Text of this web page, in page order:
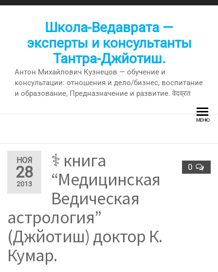
Перейти
Школа-Ведаврата —
эксперты и консультанты
Тантра-Джйотиш.
Антон Михайлович Кузнецов — обучение и
консультации: отношения и дело/бизнес, воспитание
и образование, Предназначение и развитие. वेदव्रत
МЕНЮ
НОЯ
28
2013
0
⚕ книга
“Медицинская
Ведическая
астрология”
(Джйотиш) доктор К.
Кумар.